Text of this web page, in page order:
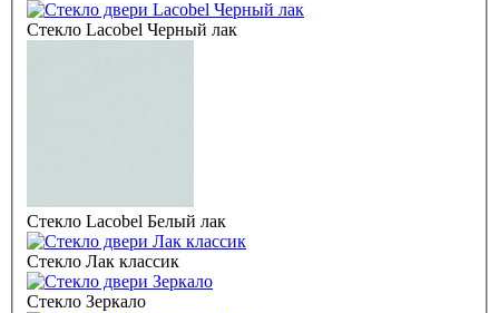
Стекло Lacobel Черный лак
Стекло Lacobel Белый лак
Стекло Лак классик
Стекло Зеркало